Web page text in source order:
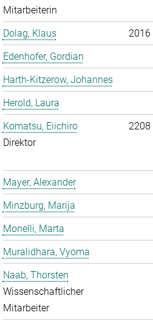
Mitarbeiterin
Dolag, Klaus 2016
Edenhofer, Gordian
Harth-Kitzerow, Johannes
Herold, Laura
Komatsu, Eiichiro
Direktor
2208
Mayer, Alexander
Minzburg, Marija
Monelli, Marta
Muralidhara, Vyoma
Naab, Thorsten
Wissenschaftlicher
Mitarbeiter